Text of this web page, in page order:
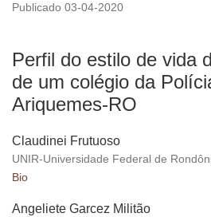
Perfil do estilo de vida
de um colégio da
Ariquemes-RO
Publicado 03-04-2020
Claudinei Frutuoso
UNIR-Universidade Federal de
Bio
Angeliete Garcez Militão